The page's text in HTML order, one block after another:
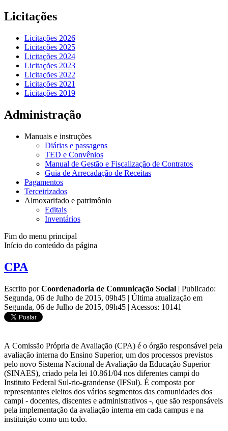
Licitações
Licitações 2026
Licitações 2025
Licitações 2024
Licitações 2023
Licitações 2022
Licitações 2021
Licitações 2019
Administração
Manuais e instruções
Diárias e passagens
TED e Convênios
Manual de Gestão e Fiscalização de Contratos
Guia de Arrecadação de Receitas
Pagamentos
Terceirizados
Almoxarifado e patrimônio
Editais
Inventários
Fim do menu principal
Início do conteúdo da página
CPA
Escrito porCoordenadoria de Comunicação Social | Publicado:
Segunda, 06 de Julho de 2015, 09h45 | Última atualização em
Segunda, 06 de Julho de 2015, 09h45 | Acessos: 10141
A Comissão Própria de Avaliação (CPA) é o órgão responsável pela
avaliação interna do Ensino Superior, um dos processos previstos
pelo novo Sistema Nacional de Avaliação da Educação Superior
(SINAES), criado pela lei 10.861/04 nos diferentes campi do
Instituto Federal Sul-rio-grandense (IFSul). É composta por
representantes eleitos dos vários segmentos das comunidades dos
campi - docentes, discentes e administrativos -, que são responsáveis
pela implementação da avaliação interna em cada campus e na
instituição como um todo.